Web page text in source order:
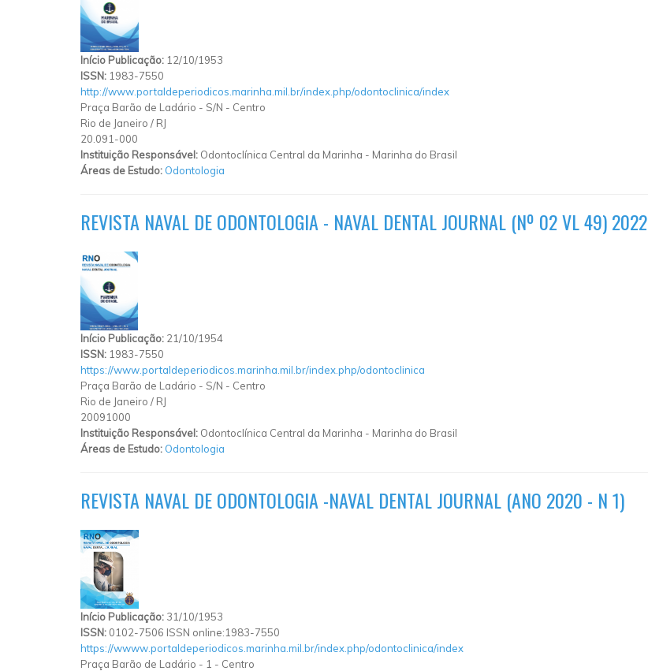
Início Publicação: 12/10/1953
ISSN: 1983-7550
http://www.portaldeperiodicos.marinha.mil.br/index.php/odontoclinica/index
Praça Barão de Ladário - S/N - Centro
Rio de Janeiro / RJ
20.091-000
Instituição Responsável: Odontoclínica Central da Marinha - Marinha do Brasil
Áreas de Estudo: Odontologia
REVISTA NAVAL DE ODONTOLOGIA - NAVAL DENTAL JOURNAL (Nº 02 VL 49) 2022
Início Publicação: 21/10/1954
ISSN: 1983-7550
https://www.portaldeperiodicos.marinha.mil.br/index.php/odontoclinica
Praça Barão de Ladário - S/N - Centro
Rio de Janeiro / RJ
20091000
Instituição Responsável: Odontoclínica Central da Marinha - Marinha do Brasil
Áreas de Estudo: Odontologia
REVISTA NAVAL DE ODONTOLOGIA -NAVAL DENTAL JOURNAL (ANO 2020 - N 1)
Início Publicação: 31/10/1953
ISSN: 0102-7506 ISSN online:1983-7550
https://wwww.portaldeperiodicos.marinha.mil.br/index.php/odontoclinica/index
Praça Barão de Ladário - 1 - Centro